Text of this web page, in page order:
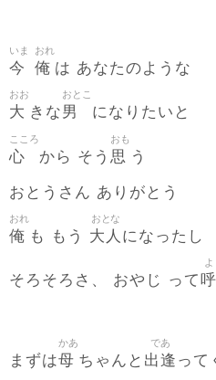
今
いま
俺
おれ
は あなたのような
大
おお
きな男
おとこ
になりたいと
心
こころ
から そう 思
おも
う
おとうさん ありがとう
俺
おれ
も もう 大人
おとな
になったし
そろそろさ、 おやじ って呼
よ
まずは母
かあ
ちゃんと 出逢
であ
って